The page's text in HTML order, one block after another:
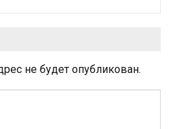
не будет опубликован.